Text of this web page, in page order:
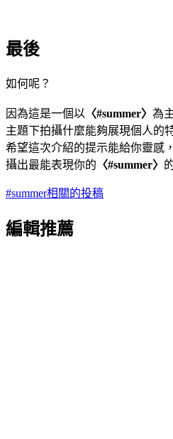
最後
如何呢？
因為這是一個以 〈#summer〉 為
主題下拍攝什麼能夠展現個人的
希望這次介紹的提示能給你靈感
攝出最能表現你的 〈#summer〉
#summer相關的投稿
編輯推薦